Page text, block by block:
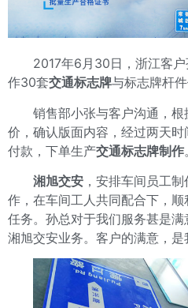
2017年6月30日，浙江客
作30套交通标志牌与标志牌杆
销售部小张与客户沟通，
价，确认版面内容，经过两天
付款，下单生产交通标志牌制作。
湘旭交安 ，安排车间员工
作，在车间工人共同配合下，顺
任务。孙总对于我们服务甚是
湘旭交安业务。客户的满意，是